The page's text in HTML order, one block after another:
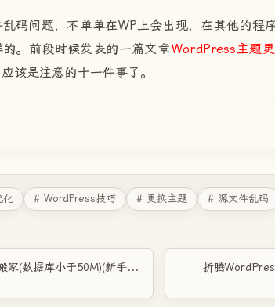
题，不单单在WP上会出现，在其他的程序
。前段时候发表的一篇文章WordPress主题
该是注意的十一件事了。
化 # WordPress技巧 # 更换主题 # 源文件乱码
折腾wordpress----网站搬家(数据库小于50M)(新手图文教程) 折腾